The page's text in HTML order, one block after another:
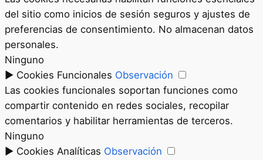
del sitio como inicios de sesión seguros y ajustes de
preferencias de consentimiento. No almacenan datos
personales.
Ninguno
► Cookies Funcionales Observación
Las cookies funcionales soportan funciones como
compartir contenido en redes sociales, recopilar
comentarios y habilitar herramientas de terceros.
Ninguno
► Cookies Analíticas Observación